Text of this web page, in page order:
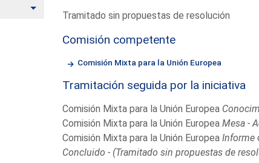
Alternar
Tramitado sin propuestas de resolución
Comisión competente
Comisión Mixta para la Unión Europea
Tramitación seguida por la iniciativa
Comisión Mixta para la Unión Europea
Comisión Mixta para la Unión Europea Mesa -
Comisión Mixta para la Unión Europea Informe
Concluido - (Tramitado sin propuestas de